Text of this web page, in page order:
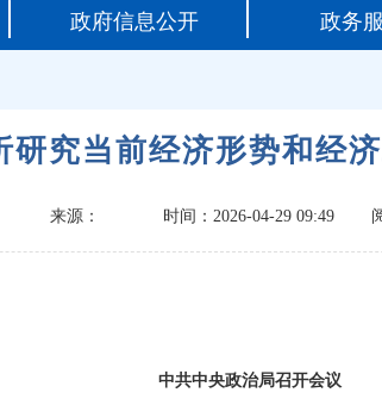
政府信息公开 政务
究当前经济形势和经
来源： 时间：2026-04-29 09:49
中共中央政治局召开会议